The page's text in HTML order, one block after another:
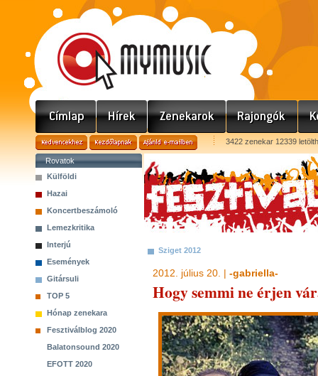
3422 zenekar 12339
Rovatok
Külföldi
Hazai
Koncertbeszámoló
Lemezkritika
Interjú
Események
Gitársuli
TOP 5
Hónap zenekara
Fesztiválblog 2020
Balatonsound 2020
EFOTT 2020
Sziget 2012
2012. július 20. | -gabriella-
Hogy semmi ne érjen